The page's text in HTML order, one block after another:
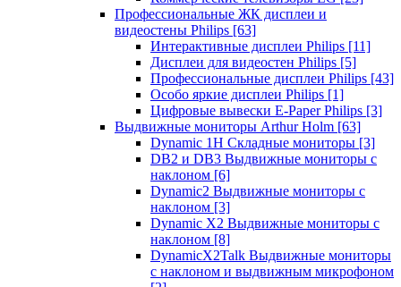
Профессиональные ЖК дисплеи и
видеостены Philips [63]
Интерактивные дисплеи Philips [11]
Дисплеи для видеостен Philips [5]
Профессиональные дисплеи Philips [43]
Особо яркие дисплеи Philips [1]
Цифровые вывески E-Paper Philips [3]
Выдвижные мониторы Arthur Holm [63]
Dynamic 1Н Складные мониторы [3]
DB2 и DB3 Выдвижные мониторы с
наклоном [6]
Dynamic2 Выдвижные мониторы с
наклоном [3]
Dynamic X2 Выдвижные мониторы с
наклоном [8]
DynamicX2Talk Выдвижные мониторы
с наклоном и выдвижным микрофоном